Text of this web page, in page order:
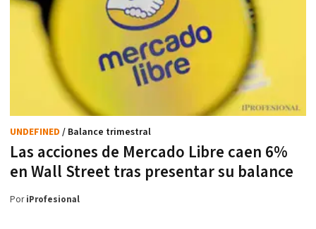
Las acciones de Mercado Libre caen 6%
en Wall Street tras presentar su balance
UNDEFINED / Balance trimestral
PoriProfesional